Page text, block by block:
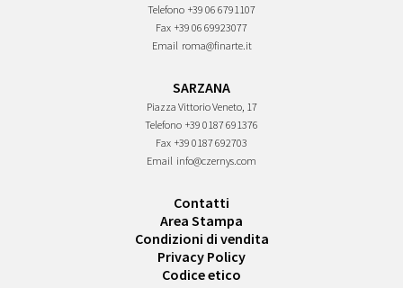
Telefono +39 06 6791107
Fax +39 06 69923077
Email roma@finarte.it
SARZANA
Piazza Vittorio Veneto, 17
Telefono +39 0187 691376
Fax +39 0187 692703
Email info@czernys.com
Contatti
Area Stampa
Condizioni di vendita
Privacy Policy
Codice etico